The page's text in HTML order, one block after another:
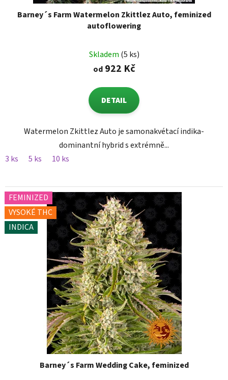
Barney´s Farm Watermelon Zkittlez Auto, feminized
autoflowering
Skladem (5 ks)
od922 Kč
DETAIL
Watermelon Zkittlez Auto je samonakvétací indika-
dominantní hybrid s extrémně...
3 ks
5 ks 10 ks
FEMINIZED
VYSOKÉ THC
INDICA
Barney´s Farm Wedding Cake, feminized